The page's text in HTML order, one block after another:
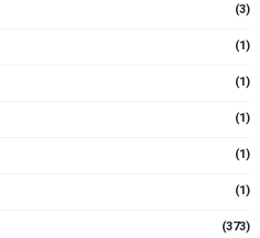
(3)
(1)
(1)
(1)
(1)
(1)
(373)